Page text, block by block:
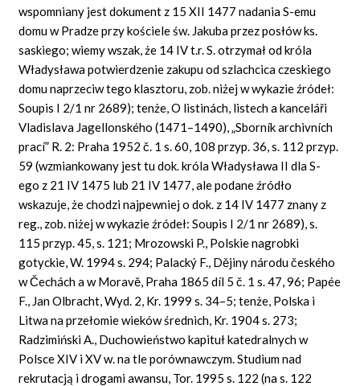
wspomniany jest dokument z 15 XII 1477 nadania S-emu
domu w Pradze przy kościele św. Jakuba przez posłów ks.
saskiego; wiemy wszak, że 14 IV t.r. S. otrzymał od króla
Władysława potwierdzenie zakupu od szlachcica czeskiego
domu naprzeciw tego klasztoru, zob. niżej w wykazie źródeł:
Soupis I 2/1 nr 2689); tenże, O listinách, listech a kanceláři
Vladislava Jagellonského (1471–1490), „Sborník archivních
prací” R. 2: Praha 1952 č. 1 s. 60, 108 przyp. 36, s. 112 przyp.
59 (wzmiankowany jest tu dok. króla Władysława II dla S-
ego z 21 IV 1475 lub 21 IV 1477, ale podane źródło
wskazuje, że chodzi najpewniej o dok. z 14 IV 1477 znany z
reg., zob. niżej w wykazie źródeł: Soupis I 2/1 nr 2689), s.
115 przyp. 45, s. 121; Mrozowski P., Polskie nagrobki
gotyckie, W. 1994 s. 294; Palacký F., Dějiny národu českého
w Čechách a w Moravě, Praha 1865 díl 5 č. 1 s. 47, 96; Papée
F., Jan Olbracht, Wyd. 2, Kr. 1999 s. 34–5; tenże, Polska i
Litwa na przełomie wieków średnich, Kr. 1904 s. 273;
Radzimiński A., Duchowieństwo kapituł katedralnych w
Polsce XIV i XV w. na tle porównawczym. Studium nad
rekrutacją i drogami awansu, Tor. 1995 s. 122 (na s. 122